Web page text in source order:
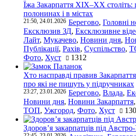
Їжа Закарпаття ХІХ–ХХ століть:
полонинах і в містах
21:50, 24.01.2026 Берегово, Головні
Ексклюзив ЗД, Ексклюзивне
Лайт, Мукачево, Новини дня,
Публікації, Рахів, Суспільство,
Фото, Хуст 1312
Хто насправді правив
про які не пишуть у підручниках
23:27, 23.01.2026 Берегово, Влада,
Новини дня, Новини Закарпаття,
ТОП, Ужгород, Фото, Хуст
Здоров’я закарпатців під